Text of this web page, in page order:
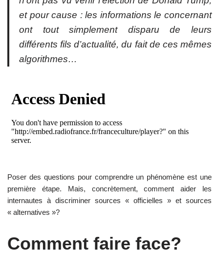
et pour cause : les informations le concernant
ont tout simplement disparu de leurs
différents fils d’actualité, du fait de ces mêmes
algorithmes…
Poser des questions pour comprendre un phénomène est une
première étape. Mais, concrètement, comment aider les
internautes à discriminer sources « officielles » et sources
« alternatives »?
Comment faire face?